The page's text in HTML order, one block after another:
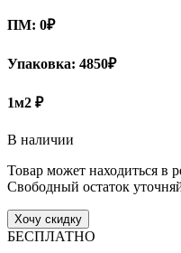
ПМ: 0₽
Упаковка: 4850₽
1м2 ₽
В наличии
Товар может находиться в
Свободный остаток
Хочу скидку
БЕСПЛАТНО